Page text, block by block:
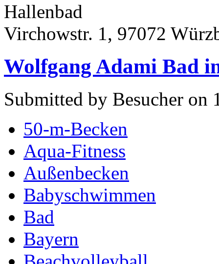
Hallenbad
Virchowstr. 1, 97072
Wolfgang Adami Bad
Submitted by Besucher on
50-m-Becken
Aqua-Fitness
Außenbecken
Babyschwimmen
Bad
Bayern